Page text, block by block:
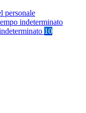
personale
indeterminato
10